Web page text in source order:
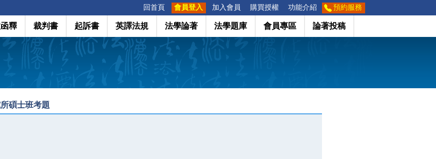
回首頁 會員登入 加入會員 購買授權 功能介紹 預約服務
釋 裁判書 起訴書 英譯法規 法學論著 法學題庫 會員專區 論著投稿
碩士班考題